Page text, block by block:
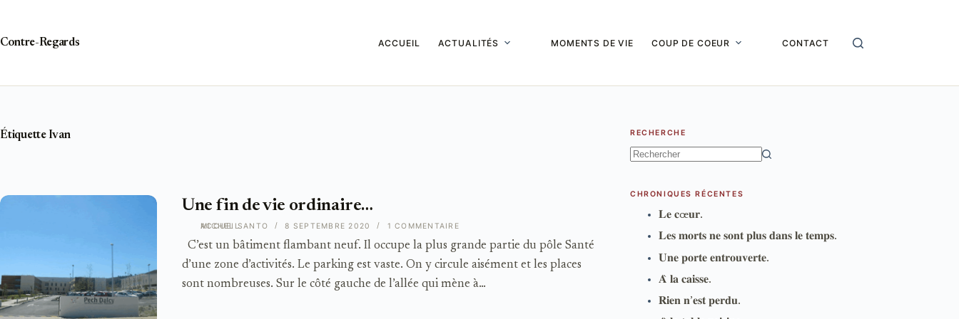
Contre-Regards
ACCUEIL ACTUALITÉS MOMENTS DE VIE COUP DE COEUR CONTACT
ÉtiquetteIvan
ACCUEIL
Une fin de vie ordinaire…
C’est un bâtiment flambant neuf. Il occupe la plus grande partie du pôle Santé
d’une zone d’activités. Le parking est vaste. On y circule aisément et les places
sont nombreuses. Sur le côté gauche de l’allée qui mène à…
MICHEL SANTO 8 SEPTEMBRE 2020 1 COMMENTAIRE
RECHERCHE
CHRONIQUES RÉCENTES
𝐋𝐞 𝐜œ𝐮𝐫.
𝐋𝐞𝐬 𝐦𝐨𝐫𝐭𝐬 𝐧𝐞 𝐬𝐨𝐧𝐭 𝐩𝐥𝐮𝐬 𝐝𝐚𝐧𝐬 𝐥𝐞 𝐭𝐞𝐦𝐩𝐬.
𝐔𝐧𝐞 𝐩𝐨𝐫𝐭𝐞 𝐞𝐧𝐭𝐫𝐨𝐮𝐯𝐞𝐫𝐭𝐞.
𝐀̀ 𝐥𝐚 𝐜𝐚𝐢𝐬𝐬𝐞.
𝐑𝐢𝐞𝐧 𝐧’𝐞𝐬𝐭 𝐩𝐞𝐫𝐝𝐮.